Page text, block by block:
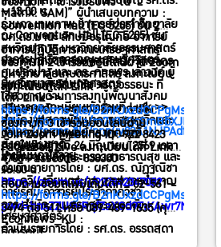
– 13.00 น.
ณ Convention Hall (EC 5205) ชั้น
อาคารปฏิบัติการคณะเศรษฐศาสตร์
มหาวิทยาลัยเกษตรศาสตร์
สามารถลงทะเบียนเข้าร่วมที่ Link >>
https://forms.gle/pnpuy83A1NJPAdfR8
โดยไม่มีค่าใช้จ่าย
รุ่งนภา เทพภาพ อาจารย์ประจำวิทยาลัย
สหวิทยาการ มหาวิทยาลัยธรรมศาสตร์
ศูนย์ลำปาง และ ดร. ภัทรพร เล้าวงค์ ผู้
เชี่ยวชาญด้านการลงทุนพัฒนาสังคม
สำนักงานสภาพัฒนาการเศรษฐกิจและ
สังคมแห่งชาติ
ดำเนินรายการโดย : ผศ.ดร. ณัฏฐณิชา
ฉายรัศมี อาจารย์ประจำภาควิชา
เศรษฐศาสตร์
Matrix: SAM)” ผู้นำเสนอบทความ :
ผศ.ดร.มานะ ลักษมีอรุโณทัย อาจารย์
ประจำภาควิชาเศรษฐศาสตร์ : วิทยากร
รับเชิญ นพ.วัฒน์ชัย จรูญวรรธนะ ที่
ปรึกษาระดับกระทรวง รักษาการใน
ตำแหน่งนายแพทย์ทรงคุณวุฒิ
สำนักงานปลัดกระทรวงสาธารณสุข และ
ดร. กวิน เอี่ยมตระกูล เศรษฐกรชำนาญ
การ สำนักงานเศรษฐกิจการคลัง
ดำเนินรายการโดย : รศ.ดร. อรรถสุดา
Convention Hall (EC 5205) ชั้น 2
อาคารปฏิบัติการคณะเศรษฐศาสตร์
มหาวิทยาลัยเกษตรศาสตร์ ลงทะเบียน
ได้ที่ Link >>
https://forms.gle/m7q3dQcSmBbXJHWUA
ภายในวันศุกร์ที่ 26 มิถุนายน 2569 เวลา
16.00 น.
ช่องทางที่ 2 เข้าร่วมออนไลน์ผ่าน Zoom
ลงทะเบียนได้ที่ Link >>
https://forms.gle/B2nKJxzdCCPgMssY8
Join Zoom Meeting ID: 922 8423
4708 Passcode: 838300
https://zoom.us/j/92284234708?
pwd=bnxZZU9vRqfZaXGd9TiKAwr7N8gXR1.1
ช่องทางที่ 3 เข้าร่วมออนไลน์ผ่าน
Facebook Live ลงทะเบียนได้ที่ Link
>>
https://forms.gle/B2nKJxzdCCPgMssY8
Econnews_KU :
สอบถามข้อมูลเพิ่มเติมได้ที่ : 02-561-
3474 ต่อ 511 หรือ 089-489-1635 (คุณ
ธิดารัตน์)